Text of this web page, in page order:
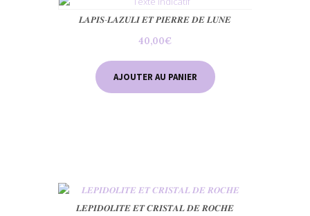
𝑳𝑨𝑷𝑰𝑺-𝑳𝑨𝒁𝑼𝑳𝑰 𝑬𝑻 𝑷𝑰𝑬𝑹𝑹𝑬 𝑫𝑬 𝑳𝑼𝑵𝑬
40,00€
AJOUTER AU PANIER
𝑳𝑬𝑷𝑰𝑫𝑶𝑳𝑰𝑻𝑬 𝑬𝑻 𝑪𝑹𝑰𝑺𝑻𝑨𝑳 𝑫𝑬 𝑹𝑶𝑪𝑯𝑬